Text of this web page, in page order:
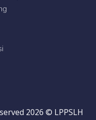
2026 © LPPSLH